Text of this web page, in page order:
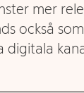
mer
också
digitala